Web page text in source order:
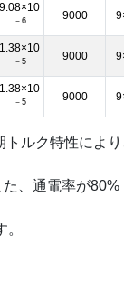
9.08×10
－6 9000
1.38×10
－5 9000
1.38×10
－5 9000
ルク特性によ
、通電率が